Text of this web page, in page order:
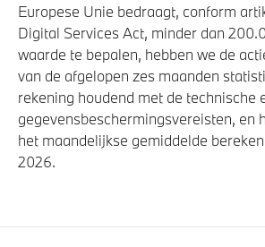
Europese Unie bedraagt, conform
Digital Services Act, minder dan
waarde te bepalen, hebben we de
van de afgelopen zes maanden
rekening houdend met de technische
gegevensbeschermingsvereisten, en
het maandelijkse gemiddelde
2026.